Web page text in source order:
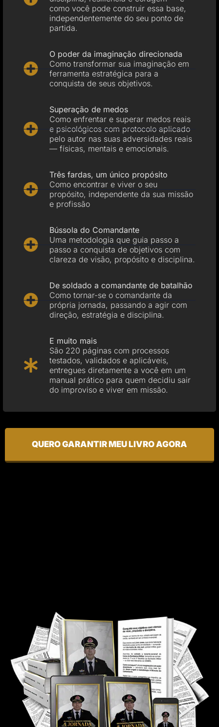
como você pode construir essa base,
independentemente do seu ponto de
partida.
O poder da imaginação direcionada
Como transformar sua imaginação em
ferramenta estratégica para a
conquista de seus objetivos.
Superação de medos
Como enfrentar e superar medos reais
e psicológicos com protocolo aplicado
pelo autor nas suas adversidades reais
— físicas, mentais e emocionais.
Três fardas, um único propósito
Como encontrar e viver o seu
propósito, independente da sua missão
e profissão
Bússola do Comandante
Uma metodologia que guia passo a
passo a conquista de objetivos com
clareza de visão, propósito e disciplina.
De soldado a comandante de batalhão
Como tornar-se o comandante da
própria jornada, passando a agir com
direção, estratégia e disciplina.
E muito mais
São 220 páginas com processos
testados, validados e aplicáveis,
entregues diretamente a você em um
manual prático para quem decidiu sair
do improviso e viver em missão.
QUERO GARANTIR MEU LIVRO AGORA